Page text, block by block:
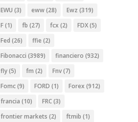
EWU (3) eww(28) Ewz (319)
F(1) fb (27) fcx (2) FDX(5)
Fed (26) ffie (2)
Fibonacci (3989) financiero (932)
fly(5) fm (2) Fnv(7)
Fomc(9) FORD (1) Forex (912)
francia (10) FRC(3)
frontier markets (2) ftmib (1)